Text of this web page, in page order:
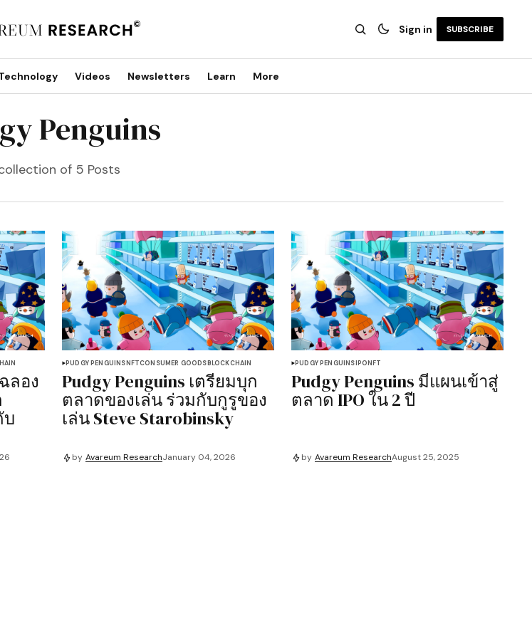
Sign in SUBSCRIBE
Videos Newsletters Learn More
Penguins
of 5 Posts
ลอง
PUDGY PENGUINSNFTCONSUMER GOODSBLOCKCHAIN
Pudgy Penguins เตรียมบุก
ตลาดของเล่น ร่วมกับกูรูของ
เล่น Steve Starobinsky
by Avareum ResearchJanuary 04, 2026
PUDGY PENGUINSIPONFT
Pudgy Penguins มีแผนเข้าสู่
ตลาด IPO ใน 2 ปี
by Avareum ResearchAugust 25, 2025